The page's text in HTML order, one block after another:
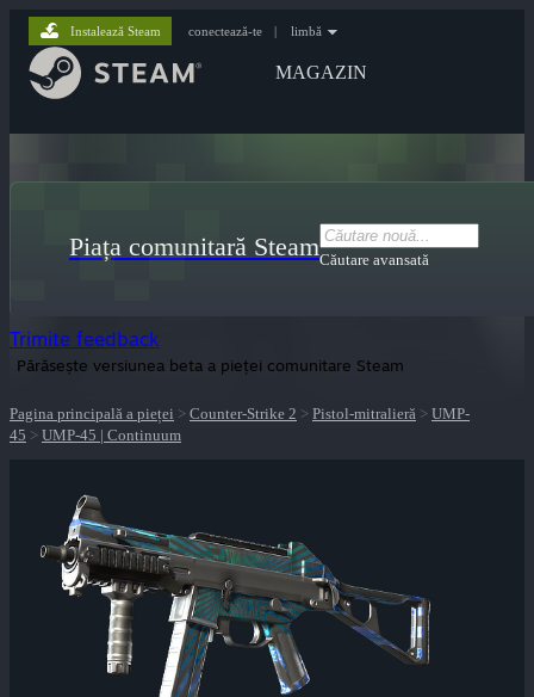
MAGAZIN
Instalează Steam conectează-te | limbă
Piața comunitară SteamCăutare avansată
Trimite feedback
Părăsește versiunea beta a pieței comunitare Steam
Pagina principală a pieței > Counter-Strike 2 > Pistol-mitralieră > UMP-
45 > UMP-45 | Continuum